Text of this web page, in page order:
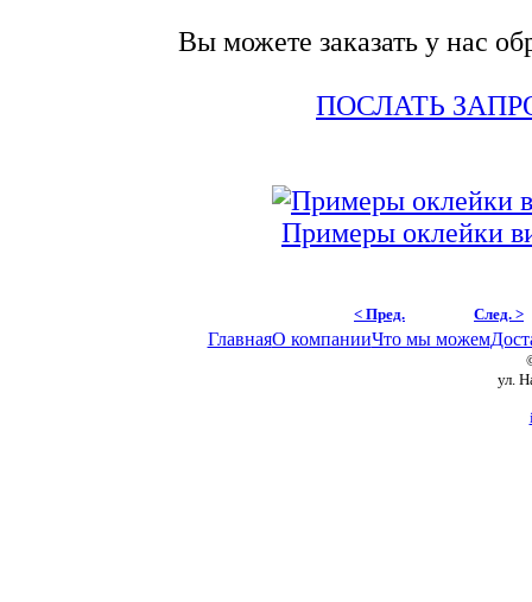
Вы можете заказать у нас
ПОСЛАТЬ
Примеры оклейки
< Пред. След. >
ГлавнаяО компанииЧто мы можем
ул.